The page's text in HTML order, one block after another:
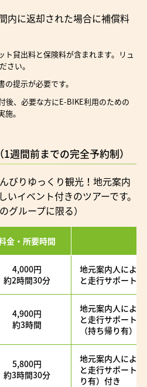
内に返却された場合に補償料
ト貸出料と保険料が含まれます。リュ
さい。
提示が必要です。
後、必要な方にE-BIKE利用のための
。
週間前までの完全予約制）
びりゆっくり観光！地元案内
イベント付きのツアーです。
グループに限る）
金・所要時間
4,000円
約2時間30分
地元案内人によ
と走行サポート
4,900円
約3時間
地元案内人によ
と走行サポート
（持ち帰り有）
5,800円
約3時間30分
地元案内人によ
と走行サポート
り有）付き